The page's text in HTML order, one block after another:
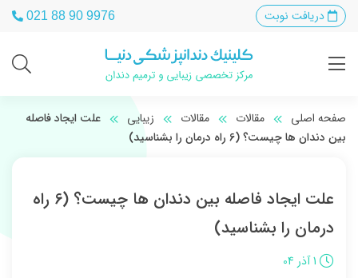
دریافت نوبت 021 88 90 9976
صفحه اصلی مقالات مقالات زیبایی
علت ایجاد فاصله
بین دندان ها چیست؟ (6 راه درمان را بشناسید)
علت ایجاد فاصله بین دندان ها چیست؟ (6 راه
درمان را بشناسید)